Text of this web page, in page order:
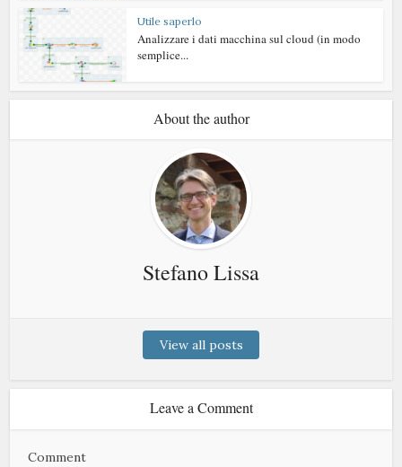
Utile saperlo
Analizzare i dati macchina sul cloud (in modo
semplice...
About the author
Stefano Lissa
View all posts
Leave a Comment
Comment